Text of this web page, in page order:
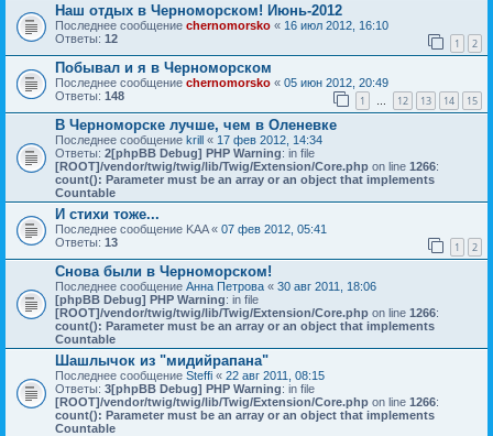
Наш отдых в Черноморском! Июнь-2012
Последнее сообщение chernomorsko « 16 июл 2012, 16:10
Ответы: 12 1 2
Побывал и я в Черноморском
Последнее сообщение chernomorsko « 05 июн 2012, 20:49
Ответы: 148 1 12 13 14 15
В Черноморске лучше, чем в Оленевке
Последнее сообщение krill « 17 фев 2012, 14:34
Ответы: 2[phpBB Debug] PHP Warning: in file
[ROOT]/vendor/twig/twig/lib/Twig/Extension/Core.php on line 1266:
count(): Parameter must be an array or an object that implements
Countable
И стихи тоже...
Последнее сообщение KAA« 07 фев 2012, 05:41
Ответы: 13 1 2
Снова были в Черноморском!
Последнее сообщение Анна Петрова « 30 авг 2011, 18:06
[phpBB Debug] PHP Warning: in file
[ROOT]/vendor/twig/twig/lib/Twig/Extension/Core.php on line 1266:
count(): Parameter must be an array or an object that implements
Countable
Шашлычок из "мидийрапана"
Последнее сообщение Steffi « 22 авг 2011, 08:15
Ответы: 3[phpBB Debug] PHP Warning: in file
[ROOT]/vendor/twig/twig/lib/Twig/Extension/Core.php on line 1266:
count(): Parameter must be an array or an object that implements
Countable